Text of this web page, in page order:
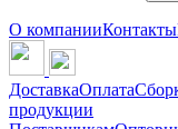
О компанииКонтакты
ДоставкаОплата
продукции